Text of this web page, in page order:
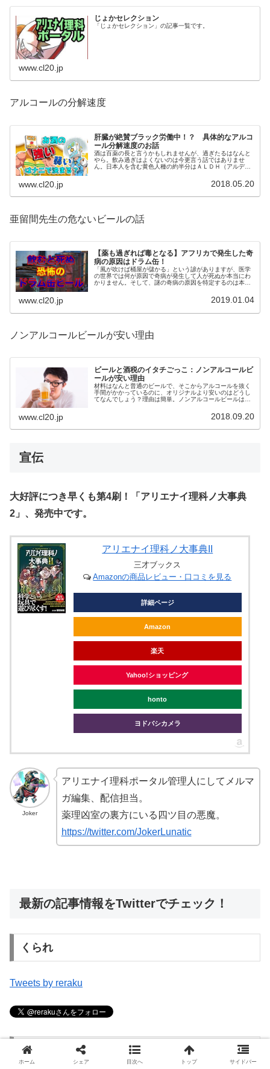
じょかセレクション
「じょかセレクション」の記事一覧です。
www.cl20.jp
アルコールの分解速度
肝臓が絶賛ブラック労働中！？ 具体的なアルコ
ール分解速度のお話
酒は百薬の長と言うかもしれませんが、過ぎたるはなんと
やら。飲み過ぎはよくないのは今更言う話ではありませ
ん。日本人を含む黄色人種の約半分はＡＬＤＨ（アルデヒ
www.cl20.jp 2018.05.20
亜留間先生の危ないビールの話
【薬も過ぎれば毒となる】アフリカで発生した奇
病の原因はドラム缶！
「風が吹けば桶屋が儲かる」という諺がありますが、医学
の世界では何が原因で奇病が発生して人が死ぬか本当にわ
かりません。そして、謎の奇病の原因を特定するのは本当
www.cl20.jp 2019.01.04
ノンアルコールビールが安い理由
ビールと酒税のイタチごっこ：ノンアルコールビ
ールが安い理由
材料はなんと普通のビールで、そこからアルコールを抜く
手間がかかっているのに、オリジナルより安いのはどうし
てなんでしょう？理由は簡単。ノンアルコールビールは、
www.cl20.jp 2018.09.20
宣伝
大好評につき早くも第4刷！「アリエナイ理科ノ大事典
2」、発売中です。
アリエナイ理科ノ大事典II
三才ブックス
Amazonの商品レビュー・口コミを見る
詳細ページ
Amazon
楽天
Yahoo!ショッピング
honto
ヨドバシカメラ
Joker
アリエナイ理科ポータル管理人にしてメルマ
ガ編集、配信担当。
薬理凶室の裏方にいる四ツ目の悪魔。
https://twitter.com/JokerLunatic
最新の記事情報をTwitterでチェック！
くられ
Tweets by reraku
Joker（アリエナイ理科ポータル管理人）
ホーム シェア 目次へ トップ サイドバー